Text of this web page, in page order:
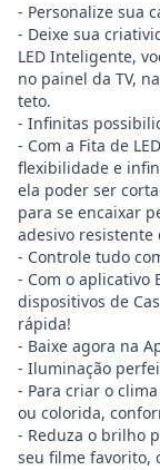
- Personalize sua
- Deixe sua
LED Inteligente,
no painel da TV,
teto.
- Infinitas
- Com a Fita de
flexibilidade e
ela poder ser
para se encaixar
adesivo
- Controle tudo
- Com o aplicativo
dispositivos de
rápida!
- Baixe agora na
- Iluminação
- Para criar o
ou colorida,
- Reduza o brilho
seu filme favorito,